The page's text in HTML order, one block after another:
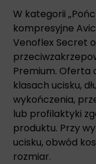
W kategorii
kompresyjne
Venoflex Secret
Premium. Oferta
klasach ucisku,
wykończenia,
lub profilaktyki
produktu. Przy
ucisku, obwód
rozmiar.